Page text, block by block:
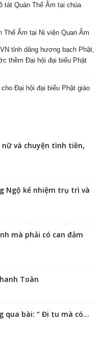
tát Quán Thế Âm tại chùa
Thế Âm tại Ni viện Quan Âm
tỉnh dâng hương bạch Phật,
thềm Đại hội đại biểu Phật
Đại hội đại biểu Phật giáo
nữ và chuyện tình tiền,
Ngộ kế nhiệm trụ trì và
mà phải có can đảm
Toàn
qua bài: “ Đi tu mà có...